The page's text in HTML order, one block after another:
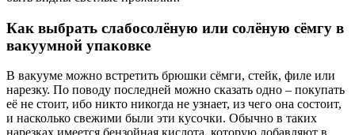
Как выбрать слабосолёную или солёную сёмгу в
вакуумной упаковке
В вакууме можно встретить брюшки сёмги, стейк, филе или
нарезку. По поводу последней можно сказать одно – покупать
её не стоит, ибо никто никогда не узнает, из чего она состоит,
и насколько свежими были эти кусочки. Обычно в таких